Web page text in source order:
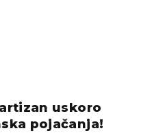
uskoro
pojačanja!